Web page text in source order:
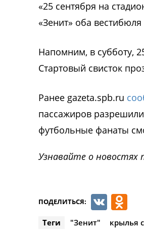
«25 сентября на
«Зенит» оба
Напомним, в субботу,
Стартовый свисток
Ранее gazeta.spb.ru
пассажиров
футбольные фанаты
Узнавайте о новостях
ПОДЕЛИТЬСЯ: VK
Теги "Зенит" крылья